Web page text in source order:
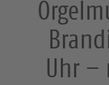
Uhr –